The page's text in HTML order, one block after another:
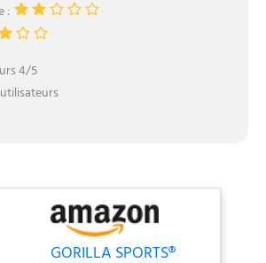
:
4/5
GORILLA SPORTS®